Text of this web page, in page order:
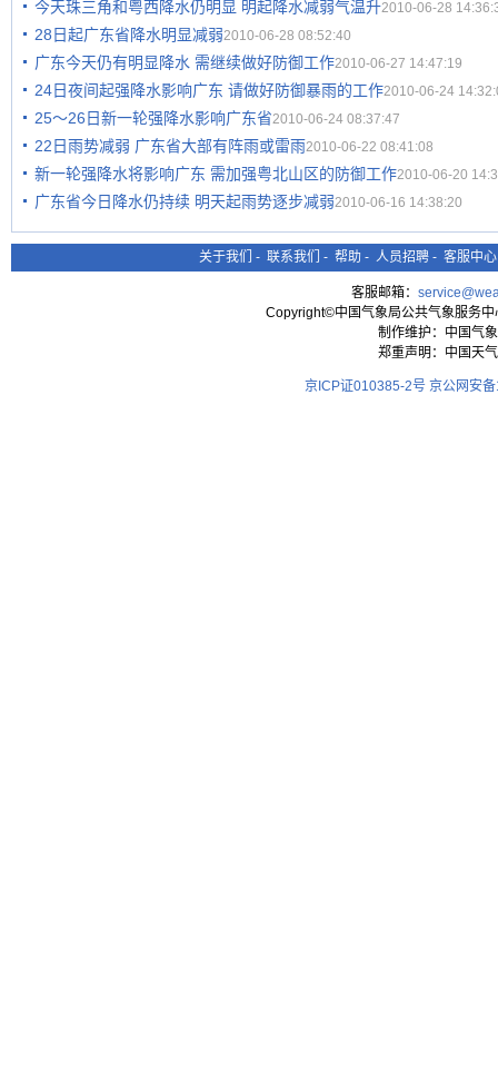
今天珠三角和粤西降水仍明显 明起降水减弱气温升2010-06-28
28日起广东省降水明显减弱2010-06-28 08:52:40
广东今天仍有明显降水 需继续做好防御工作2010-06-27 14:47:19
24日夜间起强降水影响广东 请做好防御暴雨的工作2010-06-24
25～26日新一轮强降水影响广东省2010-06-24 08:37:47
22日雨势减弱 广东省大部有阵雨或雷雨2010-06-22 08:41:08
新一轮强降水将影响广东 需加强粤北山区的防御工作2010-06-20
广东省今日降水仍持续 明天起雨势逐步减弱2010-06-16 14:38:20
关于我们 - 联系我们 - 帮助 - 人员招聘 - 客服中心
客服邮箱：
Copyright©中国气象局公共气象服务
制作维护：中国气
郑重声明：中国天
京ICP证010385-2号 京公网安